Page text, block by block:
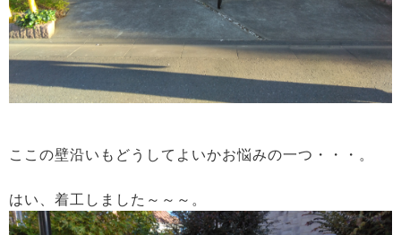
ここの壁沿いもどうしてよいかお悩みの一つ・・・。
はい、着工しました～～～。